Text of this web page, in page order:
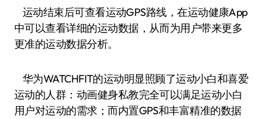
运动结束后可查看运动GPS路线，在运动健康App
中可以查看详细的运动数据，从而为用户带来更多
更准的运动数据分析。
华为WATCHFIT的运动明显照顾了运动小白和喜爱
运动的人群：动画健身私教完全可以满足运动小白
用户对运动的需求；而内置GPS和丰富精准的数据